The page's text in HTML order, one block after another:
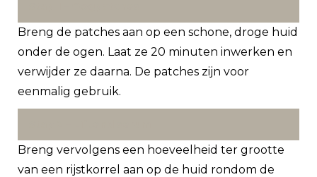
Breng de patches aan op een schone, droge huid
onder de ogen. Laat ze 20 minuten inwerken en
verwijder ze daarna. De patches zijn voor
eenmalig gebruik.
Breng vervolgens een hoeveelheid ter grootte
van een rijstkorrel aan op de huid rondom de